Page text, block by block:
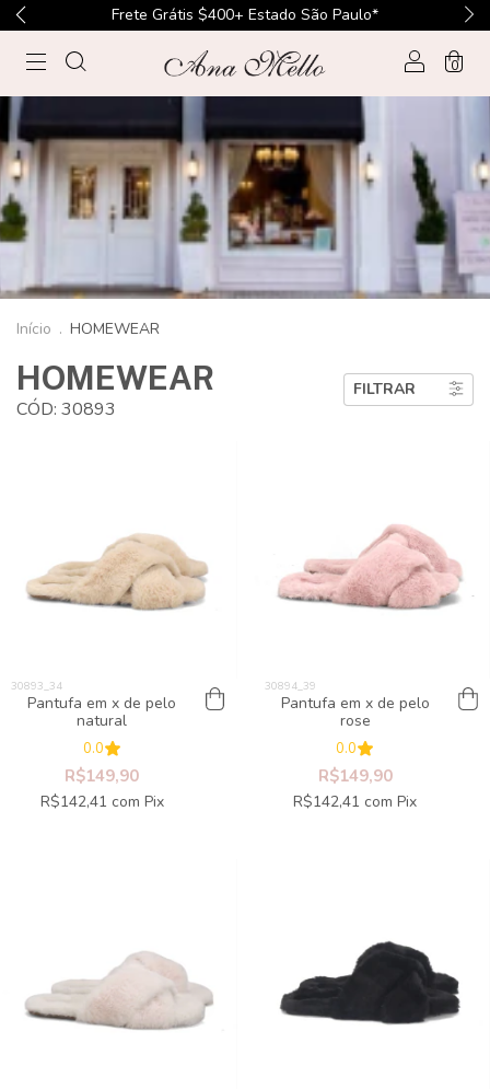
Frete Grátis $400+ Estado São Paulo*
0
Início . HOMEWEAR
HOMEWEAR
CÓD: 30893
FILTRAR
Pantufa em x de pelo
natural
0.0
R$149,90
R$142,41 com Pix
Pantufa em x de pelo
rose
0.0
R$149,90
R$142,41 com Pix